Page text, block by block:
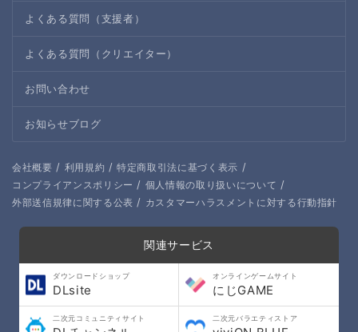
よくある質問（支援者）
よくある質問（クリエイター）
お問い合わせ
お知らせブログ
会社概要 / 利用規約 / 特定商取引法に基づく表示 /
コンプライアンスポリシー / 個人情報の取り扱いについて /
外部送信規律に関する公表 / カスタマーハラスメントに対する行動指針
関連サービス
ダウンロードショップ
DLsite
オンラインゲームサイト
にじGAME
二次元コミュニティサイト 二次元バラエティストア